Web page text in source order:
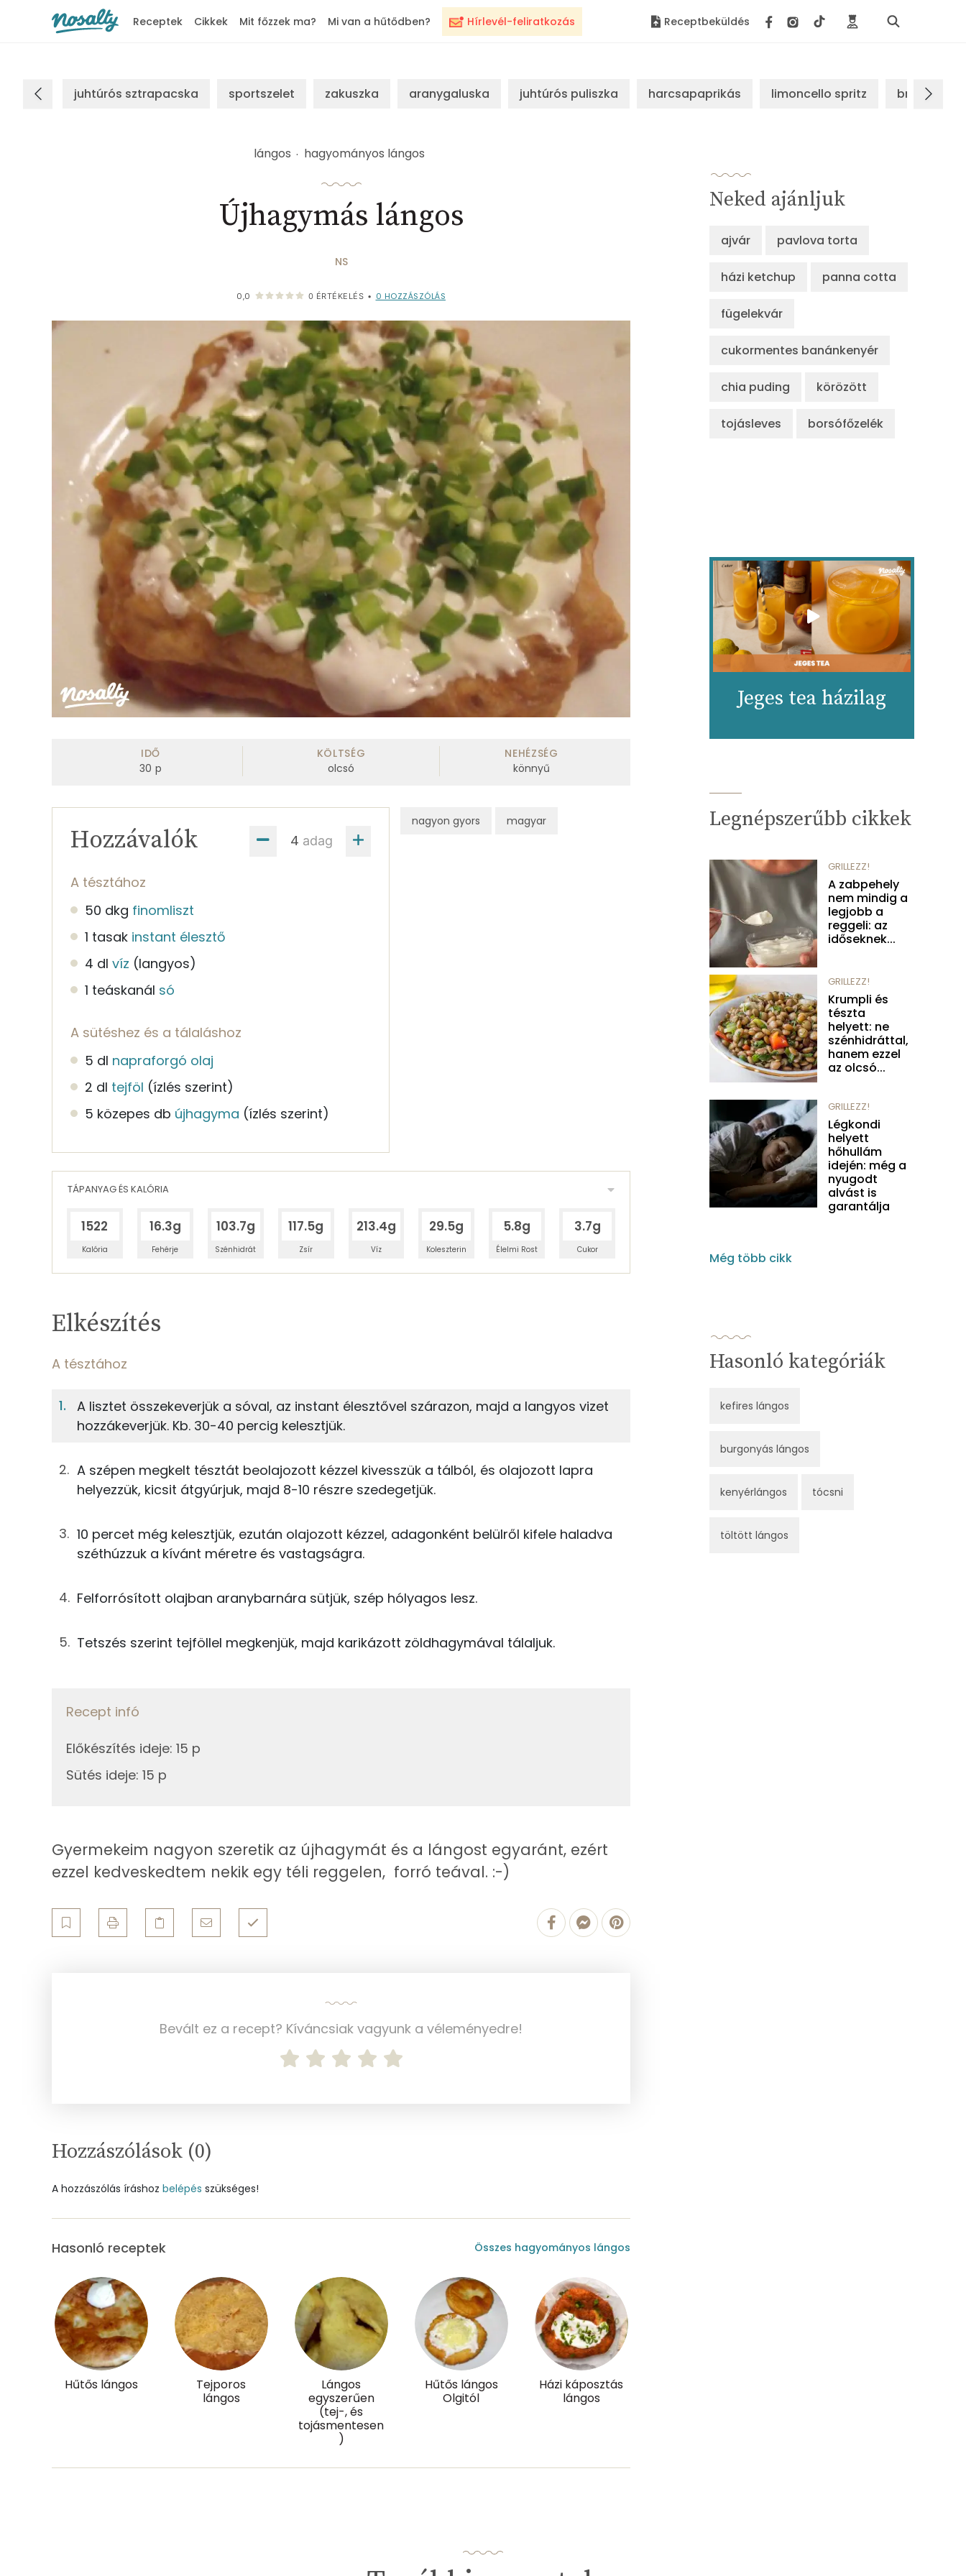
Hírlevél-feliratkozás
Receptek Cikkek Mit főzzek ma? Mi van a hűtődben? Receptbeküldés
juhtúrós sztrapacska sportszelet zakuszka aranygaluska juhtúrós puliszka harcsapaprikás limoncello spritz brassói
lángos hagyományos lángos
Újhagymás lángos
NS
0,0 0 ÉRTÉKELÉS • 0 HOZZÁSZÓLÁS
IDŐ
30 p
KÖLTSÉG
olcsó
NEHÉZSÉG
könnyű
adag
Hozzávalók
A tésztához
50 dkg finomliszt
1 tasak instant élesztő
4 dl víz (langyos)
1 teáskanál só
A sütéshez és a tálaláshoz
5 dl napraforgó olaj
2 dl tejföl (ízlés szerint)
5 közepes db újhagyma (ízlés szerint)
nagyon gyors magyar
TÁPANYAG ÉS KALÓRIA
1522
Kalória
16.3g
Fehérje
103.7g
Szénhidrát
117.5g
Zsír
213.4g
Víz
29.5g
Koleszterin
5.8g
Élelmi Rost
3.7g
Cukor
125gfinomliszt
100g víz
106gnapraforgó olaj
Összesen
TÁPANYAGTARTALOM
Fehérje
Szénhidrát
Zsír
Víz
Nátrium
Kálcium
E vitamin:
C vitamin:
Összesen
Zsír
Összesen
Egyszeresen telítetlen zsírsav:
52 g
Többszörösen telítetlen zsírsav
Koleszterin
30 mg
Magnézium
Foszfor
Mangán
1 mg
Szénhidrát
Összesen
103.7 g
4 mg
Elkészítés
A tésztához
A lisztet összekeverjük a sóval, az instant élesztővel szárazon, majd a langyos vizet
hozzákeverjük. Kb. 30-40 percig kelesztjük.
A szépen megkelt tésztát beolajozott kézzel kivesszük a tálból, és olajozott lapra
helyezzük, kicsit átgyúrjuk, majd 8-10 részre szedegetjük.
10 percet még kelesztjük, ezután olajozott kézzel, adagonként belülről kifele haladva
széthúzzuk a kívánt méretre és vastagságra.
Felforrósított olajban aranybarnára sütjük, szép hólyagos lesz.
Tetszés szerint tejföllel megkenjük, majd karikázott zöldhagymával tálaljuk.
Recept infó
Előkészítés ideje: 15 p
Sütés ideje: 15 p
Gyermekeim nagyon szeretik az újhagymát és a lángost egyaránt, ezért
ezzel kedveskedtem nekik egy téli reggelen, forró teával. :-)
Bevált ez a recept? Kíváncsiak vagyunk a véleményedre!
Hozzászólások (0)
A hozzászólás íráshoz belépés szükséges!
Hasonló receptek Összes hagyományos lángos
Hűtős lángos
Tejporos
lángos
Lángos
egyszerűen
(tej-, és
tojásmentesen
)
Hűtős lángos
Olgitól
Házi káposztás
lángos
Neked ajánljuk
ajvár pavlova torta
házi ketchup panna cotta
fügelekvár
cukormentes banánkenyér
chia puding körözött
tojásleves borsófőzelék
Jeges tea házilag
Legnépszerűbb cikkek
GRILLEZZ!
A zabpehely
nem mindig a
legjobb a
reggeli: az
időseknek...
GRILLEZZ!
Krumpli és
tészta
helyett: ne
szénhidráttal,
hanem ezzel
az olcsó...
GRILLEZZ!
Légkondi
helyett
hőhullám
idején: még a
nyugodt
alvást is
garantálja
Még több cikk
Hasonló kategóriák
kefires lángos
burgonyás lángos
kenyérlángos tócsni
töltött lángos